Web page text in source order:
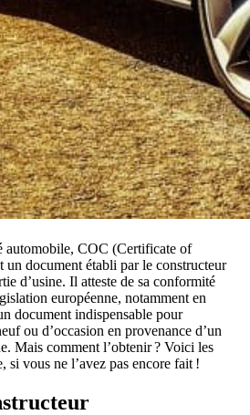
automobile, COC (Certificate of
document établi par le constructeur
d’usine. Il atteste de sa conformité
européenne, notamment en
document indispensable pour
ou d’occasion en provenance d’un
Mais comment l’obtenir ? Voici les
si vous ne l’avez pas encore fait !